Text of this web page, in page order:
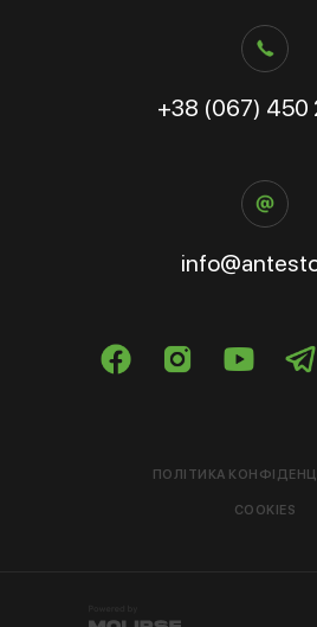
ПОЛІТИКА
COOKIES
+38 (067) 450